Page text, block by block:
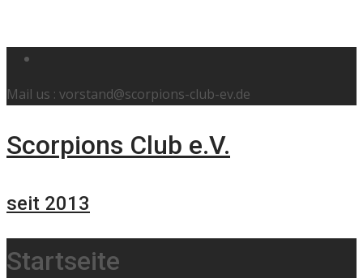
Mail us : vorstand@scorpions-club-ev.de
Scorpions Club e.V.
seit 2013
Startseite